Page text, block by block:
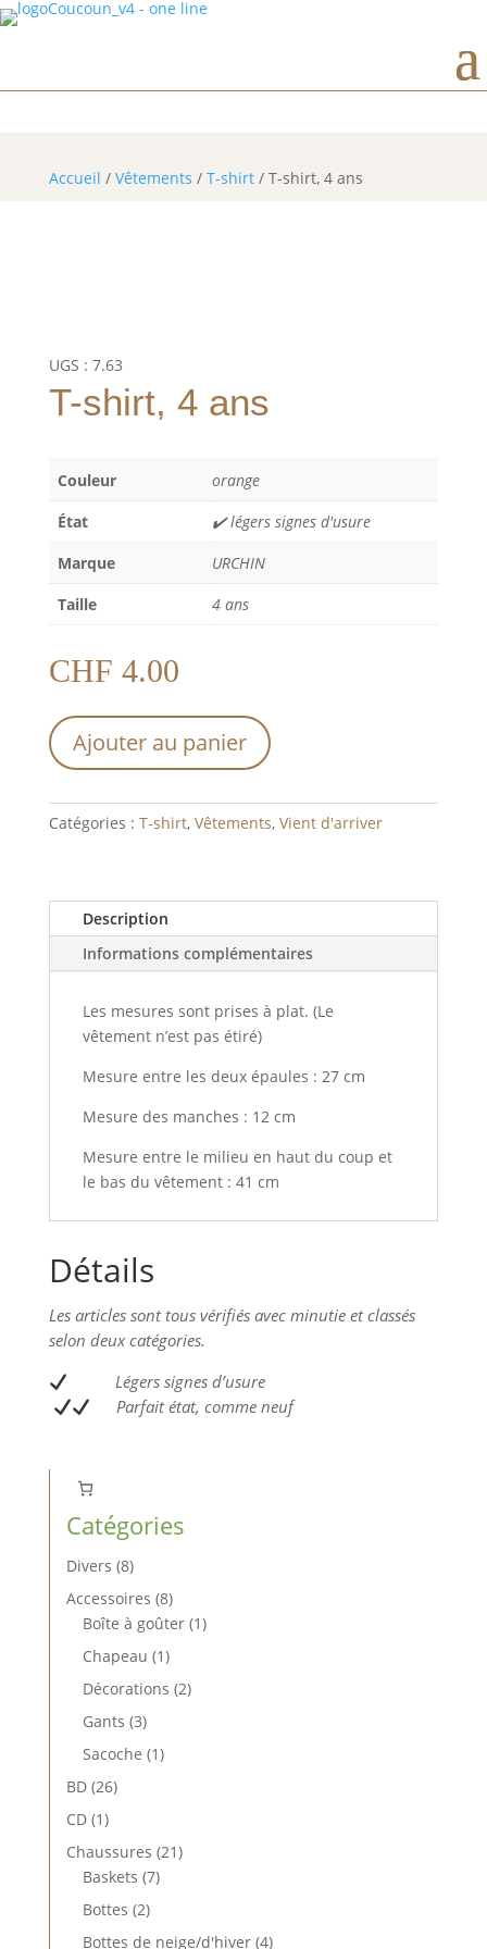
Accueil / Vêtements / T-shirt/ T-shirt, 4 ans
UGS : 7.63
T-shirt, 4 ans
Couleur
orange
État
✔️ légers signes d'usure
Marque
URCHIN
Taille
4 ans
CHF 4.00
Ajouter au panier
Catégories : T-shirt, Vêtements, Vient d'arriver
Description
Informations complémentaires
Les mesures sont prises à plat. (Le
vêtement n’est pas étiré)
Mesure entre les deux épaules : 27 cm
Mesure des manches : 12 cm
Mesure entre le milieu en haut du coup et
le bas du vêtement : 41 cm
Détails
Les articles sont tous vérifiés avec minutie et classés
selon deux catégories.
Légers signes d’usure
Parfait état, comme neuf
Catégories
Divers 88
produits
Accessoires 88
produits
Boîte à goûter 11
Chapeau 11
produit
Décorations 22
Gants 33
produits
Sacoche 11
BD 2626
CD 11
Chaussures 2121
Baskets 77
Bottes 22
produits
Bottes de neige/d'hiver 44